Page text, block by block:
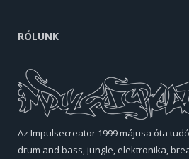
RÓLUNK
Az Impulsecreator 1999 májusa óta
drum and bass, jungle, elektronika,